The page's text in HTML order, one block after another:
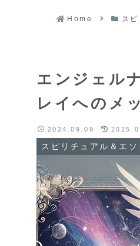
Home ス
エンジェル
レイへのメ
スピリチュアル＆エソ
2024.09.09